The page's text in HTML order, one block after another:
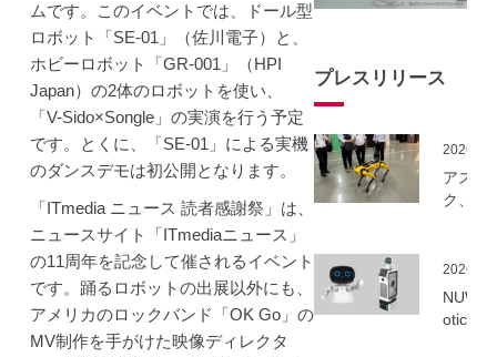
ムです。このイベントでは、ドール型
ロボット「SE-01」（佐川電子）と、
ホビーロボット「GR-001」（HPI
Japan）の2体のロボットを使い、
「V-Sido×Songle」の実演を行う予定
です。とくに、「SE-01」による実機
のダンスデモは初公開となります。
「ITmedia ニュース 読者感謝祭」は、
ニュースサイト「ITmediaニュース」
の11周年を記念して催されるイベント
です。踊るロボットの出展以外にも、
アメリカのロックバンド「OK Go」の
MV制作を手がけた映像ディレクタ
プレスリリース
アスラ
ク、
を活用
建設向
ボット
NUWA
otics社